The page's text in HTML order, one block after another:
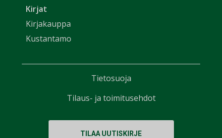
Kirjat
Kirjakauppa
Kustantamo
TILAA UUTISKIRJE
Tietosuoja
Tilaus- ja toimitusehdot